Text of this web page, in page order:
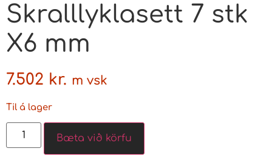
Skralllyklasett 7 stk
X6 mm
7.502 kr. m vsk
Til á lager
Bæta við körfu